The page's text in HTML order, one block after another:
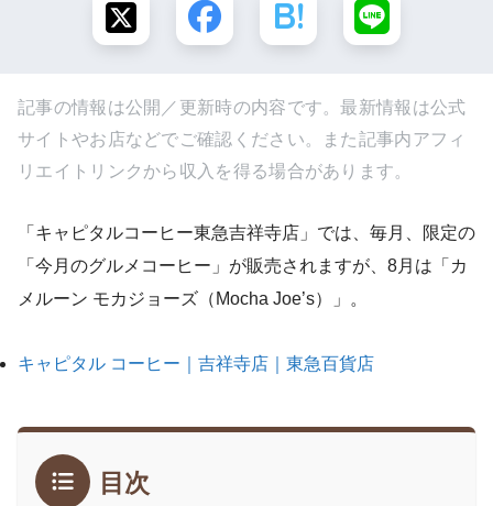
記事の情報は公開／更新時の内容です。最新情報は公式
サイトやお店などでご確認ください。また記事内アフィ
リエイトリンクから収入を得る場合があります。
「キャピタルコーヒー東急吉祥寺店」では、毎月、限定の
「今月のグルメコーヒー」が販売されますが、8月は「カ
メルーン モカジョーズ（Mocha Joe’s）」。
キャピタル コーヒー｜吉祥寺店｜東急百貨店
目次